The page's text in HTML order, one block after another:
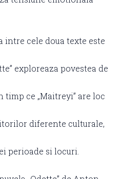
intre cele doua texte este
exploreaza povestea de
ce „Maitreyi” are loc
diferente culturale,
perioade si locuri.